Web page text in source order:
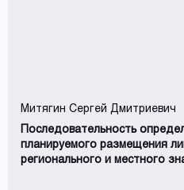
Митягин Сергей Дмитриевич
Последовательность
планируемого размещения
регионального и местного